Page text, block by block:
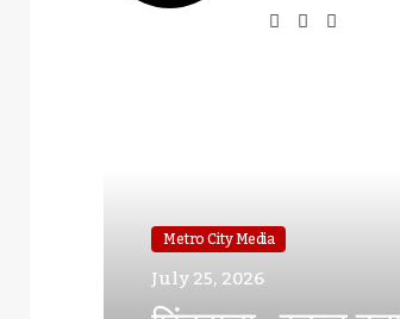
WebsiteFacebook
Metro City Media
Metro City Media
July 11, 2026